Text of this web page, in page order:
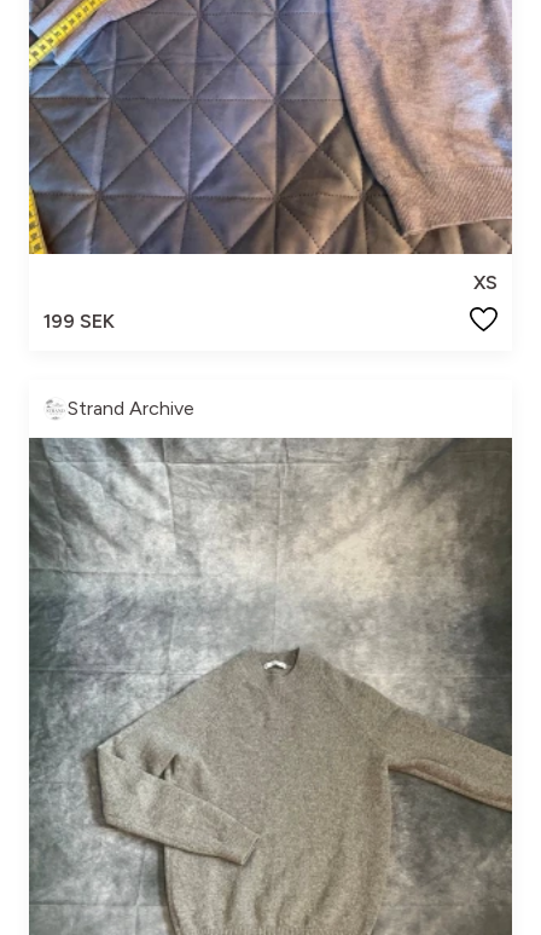
XS
199 SEK
Strand Archive